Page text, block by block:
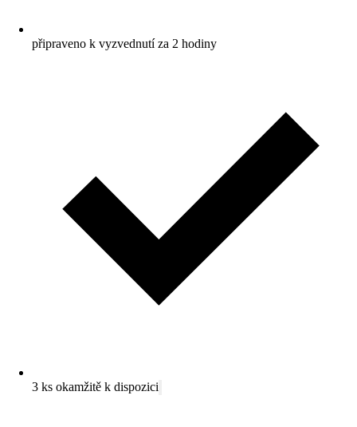
připraveno k vyzvednutí za 2 hodiny
3 ks okamžitě k dispozici